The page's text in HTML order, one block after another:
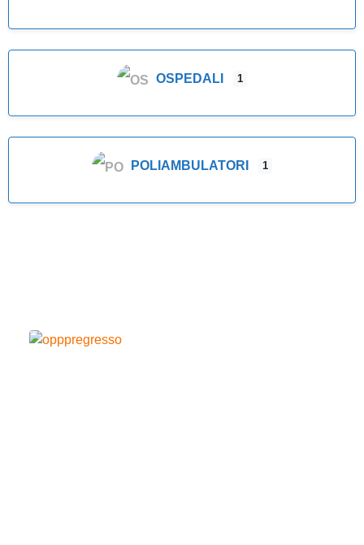
OSPEDALI 1
POLIAMBULATORI 1